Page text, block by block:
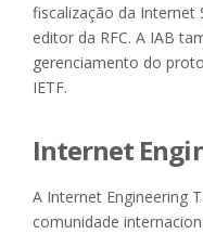
fiscalização da Internet
editor da RFC. A IAB
gerenciamento do
IETF.
Internet
A Internet Engineering
comunidade